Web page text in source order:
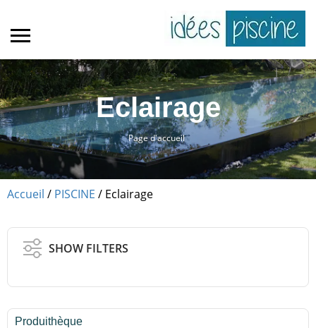
Eclairage
Page d'accueil
Accueil / PISCINE / Eclairage
SHOW FILTERS
Produithèque